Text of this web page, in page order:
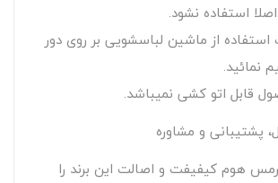
استفاده نشود.
از ماشین لباسشویی بر روی دور
نمائید.
قابل اتو کشی نمیباشد.
و مشاوره
هوم کیفیفت و اصالت این برند را